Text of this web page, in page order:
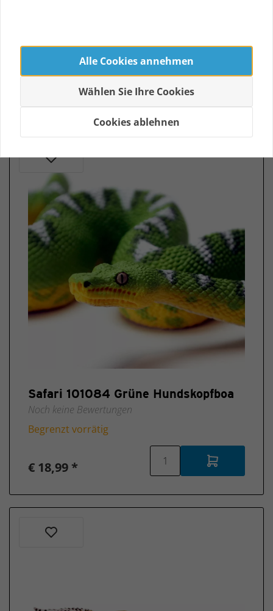
Begrenzt vorrätig
€ 26,99
Safari 101084 Grüne Hundskopfboa
Noch keine Bewertungen
Begrenzt vorrätig
€ 18,99 *
Alle Cookies annehmen
Wählen Sie Ihre Cookies
Cookies ablehnen